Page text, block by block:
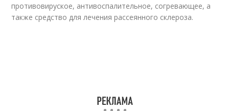
противовируское, антивоспалительное, согревающее, а
также средство для лечения рассеянного склероза.